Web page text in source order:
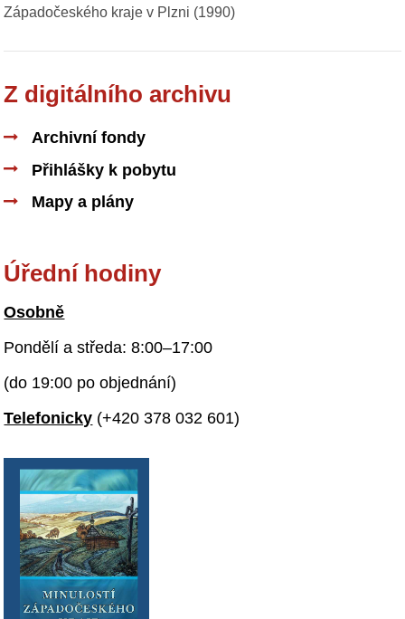
Západočeského kraje v Plzni (1990)
Z digitálního archivu
Archivní fondy
Přihlášky k pobytu
Mapy a plány
Úřední hodiny
Osobně
Pondělí a středa: 8:00–17:00
(do 19:00 po objednání)
Telefonicky (+420 378 032 601)